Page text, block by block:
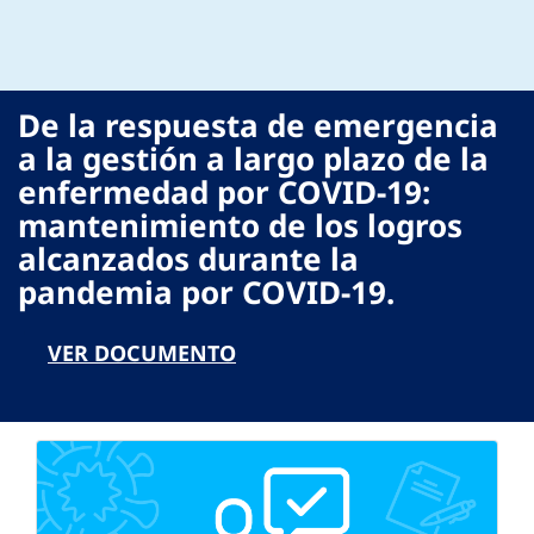
De la respuesta de emergencia
a la gestión a largo plazo de la
enfermedad por COVID-19:
mantenimiento de los logros
alcanzados durante la
pandemia por COVID-19.
VER DOCUMENTO